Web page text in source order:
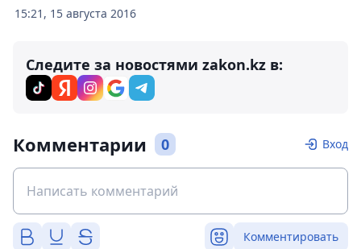
15:21, 15 августа 2016
Следите за новостями zakon.kz в:
Комментарии 0 Вход
Комментировать